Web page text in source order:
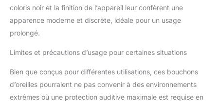
d'oreilles peut charger complètement le
bouchon d'oreille 3 fois dans le cadre
d'une utilisation normale ; les bouchons
heures lorsqu'ils sont complètement
besoin de vous soucier de manquer
pendant que vous êtes en déplacement.
La durée de vie de la batterie dépend de
coloris noir et la finition de l’appareil leur confèrent une
apparence moderne et discrète, idéale pour un usage
prolongé.
Limites et précautions d’usage pour certaines situations
Bien que conçus pour différentes utilisations, ces bouchons
d’oreilles pourraient ne pas convenir à des environnements
extrêmes où une protection auditive maximale est requise en